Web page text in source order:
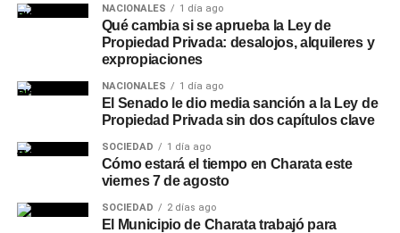
NACIONALES 1 día ago
Qué cambia si se aprueba la Ley de
Propiedad Privada: desalojos, alquileres y
expropiaciones
NACIONALES 1 día ago
El Senado le dio media sanción a la Ley de
Propiedad Privada sin dos capítulos clave
SOCIEDAD 1 día ago
Cómo estará el tiempo en Charata este
viernes 7 de agosto
SOCIEDAD 2 días ago
El Municipio de Charata trabajó para